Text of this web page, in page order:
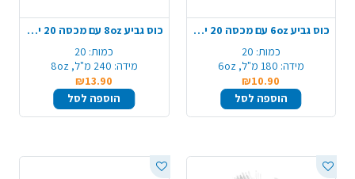
כוס גביע 6oz עם מכסה 20 יח' - שקוף
כמות: 20
מידה: 180 מ"ל, 6oz
₪10.90
הוספה לסל
כוס גביע 8oz עם מכסה 20 יח' - שקוף
כמות: 20
מידה: 240 מ"ל, 8oz
₪13.90
הוספה לסל